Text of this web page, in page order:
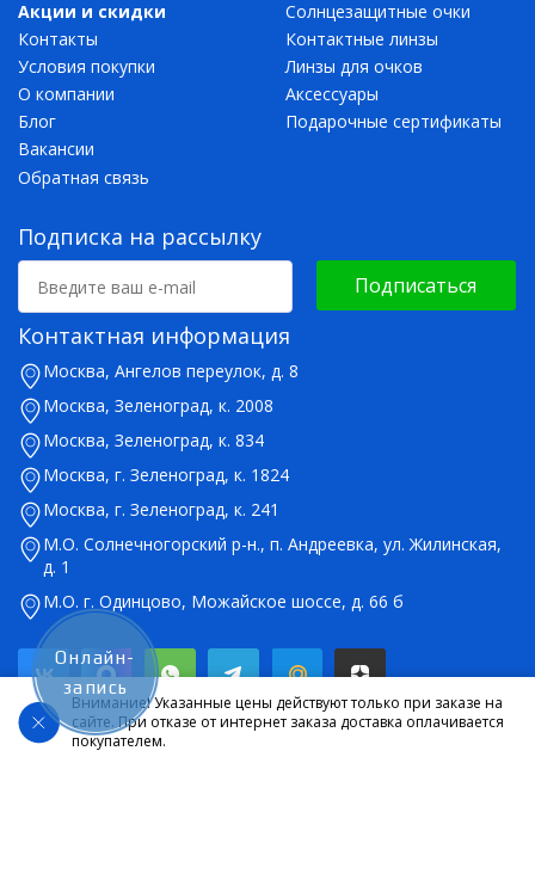
Внимание! Указанные цены действуют только при заказе на
сайте. При отказе от интернет заказа доставка оплачивается
покупателем.
Акции и скидки
Контакты
Условия покупки
О компании
Блог
Вакансии
Обратная связь
Солнцезащитные очки
Контактные линзы
Линзы для очков
Аксессуары
Подарочные сертификаты
Подписка на рассылку
Подписаться
Контактная информация
Москва, Ангелов переулок, д. 8
Москва, Зеленоград, к. 2008
Москва, Зеленоград, к. 834
Москва, г. Зеленоград, к. 1824
Москва, г. Зеленоград, к. 241
М.О. Солнечногорский р-н., п. Андреевка, ул. Жилинская,
д. 1
М.О. г. Одинцово, Можайское шоссе, д. 66 б
Онлайн-
запись